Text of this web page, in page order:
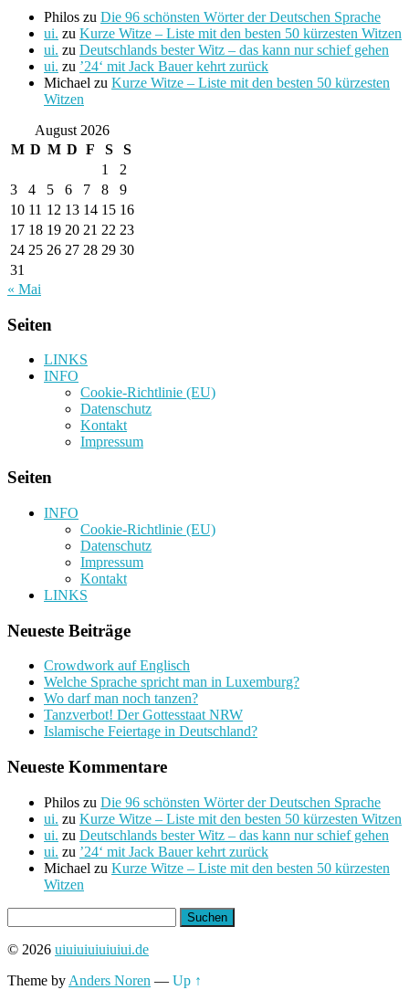
Philos zu Die 96 schönsten Wörter der Deutschen Sprache
ui. zu Kurze Witze – Liste mit den besten 50 kürzesten Witzen
ui. zu Deutschlands bester Witz – das kann nur schief gehen
ui. zu ’24‘ mit Jack Bauer kehrt zurück
Michael zu Kurze Witze – Liste mit den besten 50 kürzesten
Witzen
August 2026
M D M D F S
S
1
2
3
4 5 6 7 8
9
10 11 12 13 14 15 16
17 18 19 20 21 22 23
24 25 26 27 28 29 30
31
« Mai
Seiten
LINKS
INFO
Cookie-Richtlinie (EU)
Datenschutz
Kontakt
Impressum
Seiten
INFO
Cookie-Richtlinie (EU)
Datenschutz
Impressum
Kontakt
LINKS
Neueste Beiträge
Crowdwork auf Englisch
Welche Sprache spricht man in Luxemburg?
Wo darf man noch tanzen?
Tanzverbot! Der Gottesstaat NRW
Islamische Feiertage in Deutschland?
Neueste Kommentare
Philos zu Die 96 schönsten Wörter der Deutschen Sprache
ui. zu Kurze Witze – Liste mit den besten 50 kürzesten Witzen
ui. zu Deutschlands bester Witz – das kann nur schief gehen
ui. zu ’24‘ mit Jack Bauer kehrt zurück
Michael zu Kurze Witze – Liste mit den besten 50 kürzesten
Witzen
nach:
© 2026 uiuiuiuiuiuiui.de
Theme by Anders Noren — Up ↑